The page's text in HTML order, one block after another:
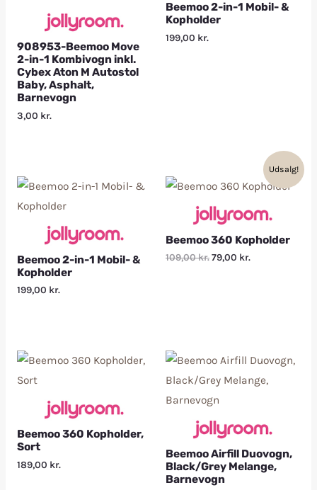
908953-Beemoo Move
2-in-1 Kombivogn inkl.
Cybex Aton M Autostol
Baby, Asphalt,
Barnevogn
3,00 kr.
Beemoo 2-in-1 Mobil- &
Kopholder
199,00 kr.
Beemoo 2-in-1 Mobil- &
Kopholder
199,00 kr.
Udsalg!
Beemoo 360 Kopholder
109,00kr.79,00 kr.
Beemoo 360 Kopholder,
Sort
189,00 kr.
Beemoo Airfill Duovogn,
Black/Grey Melange,
Barnevogn